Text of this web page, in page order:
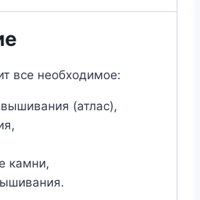
все необходимое:
(атлас),
камни,